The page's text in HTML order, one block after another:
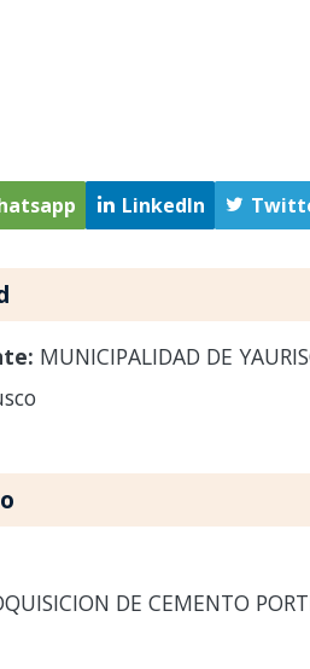
LinkedIn
MUNICIPALIDAD DE
DE CEMENTO